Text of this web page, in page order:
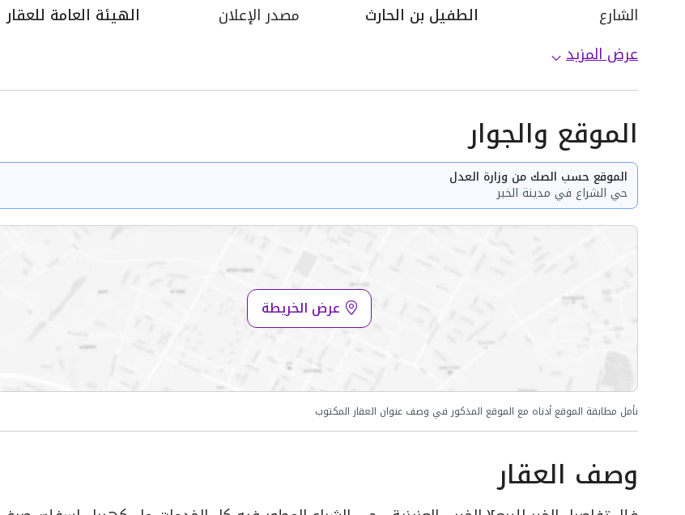
الشارع
الطفيل بن الحارث مصدر الإعلان
الهيئة العامة للعقار
عرض المزيد
الموقع والجوار
الموقع حسب الصك من وزارة العدل
حي الشراع في مدينة الخبر
عرض الخريطة
نأمل مطابقة الموقع أدناه مع الموقع المذكور في وصف عنوان العقار المكتوب
وصف العقار